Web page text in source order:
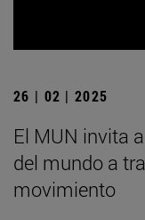
26 | 02 | 2025
El MUN invita
del mundo a
movimiento